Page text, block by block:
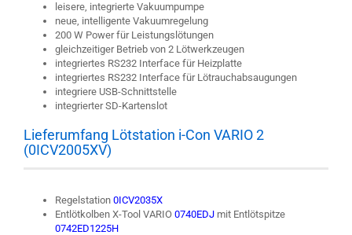
leisere, integrierte Vakuumpumpe
neue, intelligente Vakuumregelung
200 W Power für Leistungslötungen
gleichzeitiger Betrieb von 2 Lötwerkzeugen
integriertes RS232 Interface für Heizplatte
integriertes RS232 Interface für Lötrauchabsaugungen
integriere USB-Schnittstelle
integrierter SD-Kartenslot
Lieferumfang Lötstation i-Con VARIO 2
(0ICV2005XV)
Regelstation 0ICV2035X
Entlötkolben X-Tool VARIO 0740EDJ mit Entlötspitze
0742ED1225H